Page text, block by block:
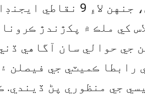
سڏائي ورتو آهي، جنهن
کي ملڪ ۾ پکڙندڙ
جي حوالي سان آگاهي
رابطا ڪميٽي جي فيصلن
جي منظوري پڻ ڏيندي.